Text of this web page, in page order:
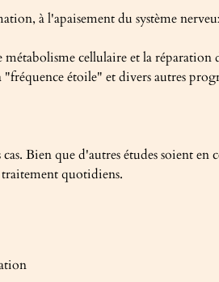
à l'apaisement du système
cellulaire et la réparation
étoile" et divers autres
Bien que d'autres études soient en
traitement quotidiens.